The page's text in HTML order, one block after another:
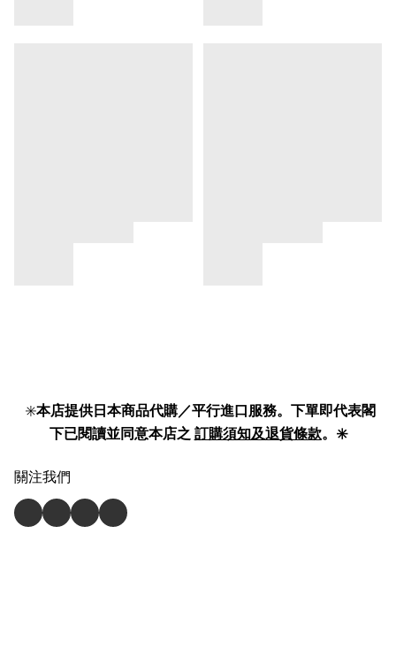
✳️本店提供日本商品代購／平行進口服務。下單即代表閣
下已閱讀並同意本店之 訂購須知及退貨條款。✳️
關注我們